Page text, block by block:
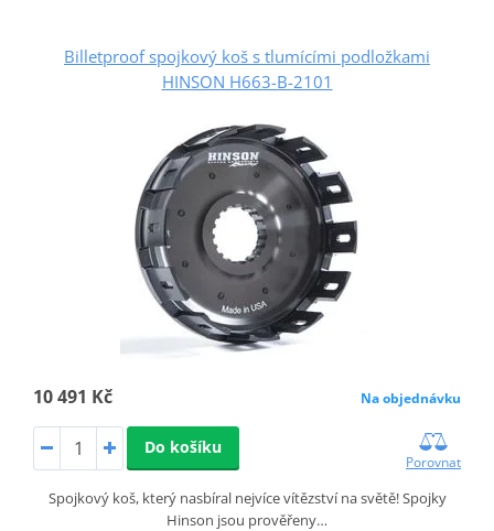
Billetproof spojkový koš s tlumícími podložkami
HINSON H663-B-2101
10 491 Kč Na objednávku
Do košíku
Porovnat
Spojkový koš, který nasbíral nejvíce vítězství na světě! Spojky
Hinson jsou prověřeny…